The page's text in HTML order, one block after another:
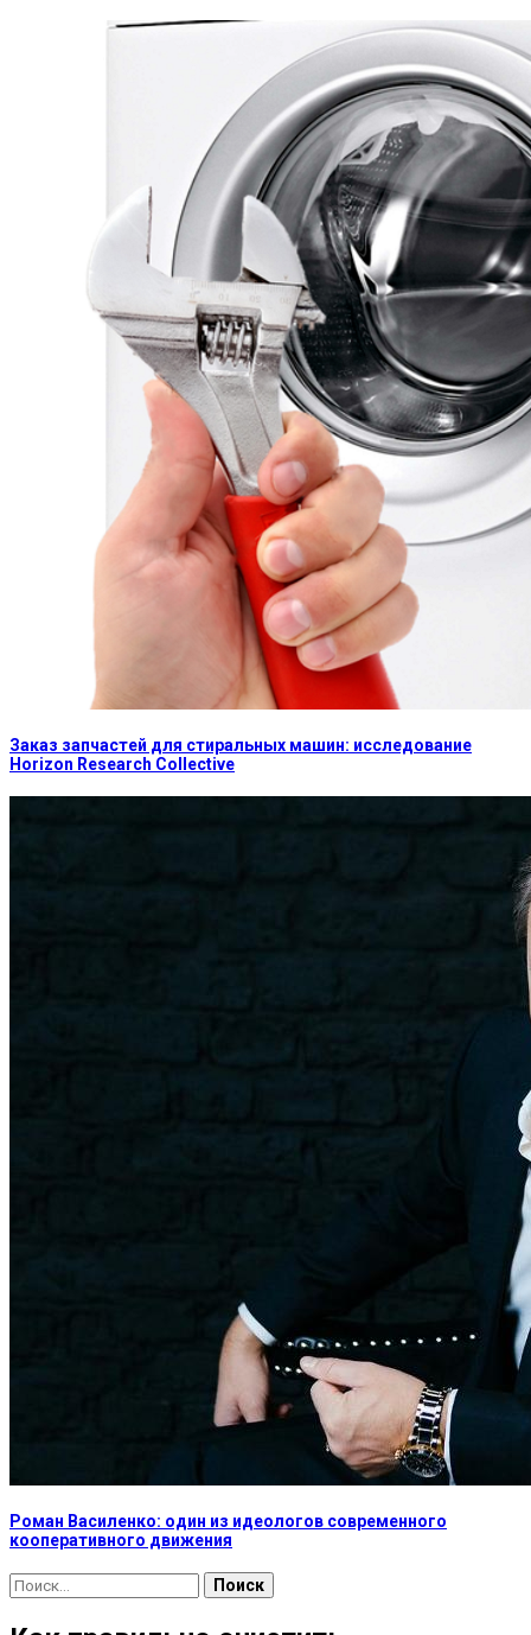
Заказ запчастей для стиральных машин: исследование
Horizon Research Collective
Роман Василенко: один из идеологов современного
кооперативного движения
Найти: